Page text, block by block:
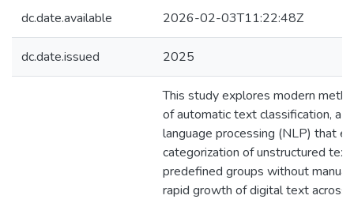
dc.date.available 2026-02-03T11:22:48Z
dc.date.issued 2025
This study explores modern
of automatic text classification, a
language processing (NLP) that
categorization of unstructured
predefined groups without
rapid growth of digital text across